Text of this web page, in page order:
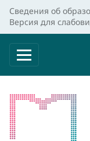
Сведения об
Версия для